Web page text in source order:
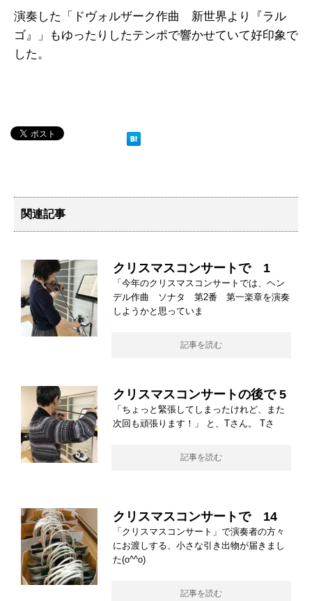
演奏した「ドヴォルザーク作曲 新世界より『ラル
ゴ』」もゆったりしたテンポで響かせていて好印象で
した。
関連記事
クリスマスコンサートで 1
「今年のクリスマスコンサートでは、ヘン
デル作曲 ソナタ 第2番 第一楽章を演奏
しようかと思っていま
記事を読む
クリスマスコンサートの後で 5
「ちょっと緊張してしまったけれど、また
次回も頑張ります！」 と、Tさん。 Tさ
記事を読む
クリスマスコンサートで 14
「クリスマスコンサート」で演奏者の方々
にお渡しする、小さな引き出物が届きまし
た(o^^o)
記事を読む